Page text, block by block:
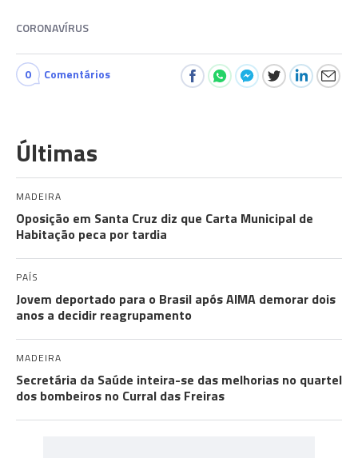
CORONAVÍRUS
0 Comentários
Últimas
MADEIRA
Oposição em Santa Cruz diz que Carta Municipal de
Habitação peca por tardia
PAÍS
Jovem deportado para o Brasil após AIMA demorar dois
anos a decidir reagrupamento
MADEIRA
Secretária da Saúde inteira-se das melhorias no quartel
dos bombeiros no Curral das Freiras